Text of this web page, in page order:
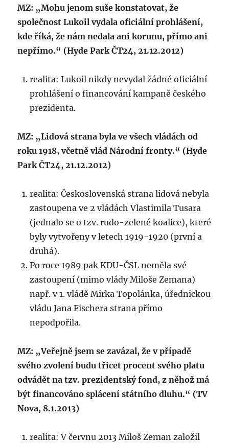
MZ: „Mohu jenom suše konstatovat, že
společnost Lukoil vydala oficiální prohlášení,
kde říká, že nám nedala ani korunu, přímo ani
nepřímo.“ (Hyde Park ČT24, 21.12.2012)
realita: Lukoil nikdy nevydal žádné oficiální
prohlášení o financování kampaně českého
prezidenta.
MZ: „Lidová strana byla ve všech vládách od
roku 1918, včetně vlád Národní fronty.“ (Hyde
Park ČT24, 21.12.2012)
realita: Československá strana lidová nebyla
zastoupena ve 2 vládách Vlastimila Tusara
(jednalo se o tzv. rudo-zelené koalice), které
byly vytvořeny v letech 1919-1920 (první a
druhá).
Po roce 1989 pak KDU-ČSL neměla své
zastoupení (mimo vlády Miloše Zemana)
např. v 1. vládě Mirka Topolánka, úřednickou
vládu Jana Fischera strana přímo
nepodpořila.
MZ: „Veřejně jsem se zavázal, že v případě
svého zvolení budu třicet procent svého platu
odvádět na tzv. prezidentský fond, z něhož má
být financováno splácení státního dluhu.“ (TV
Nova, 8.1.2013)
realita: V červnu 2013 Miloš Zeman založil